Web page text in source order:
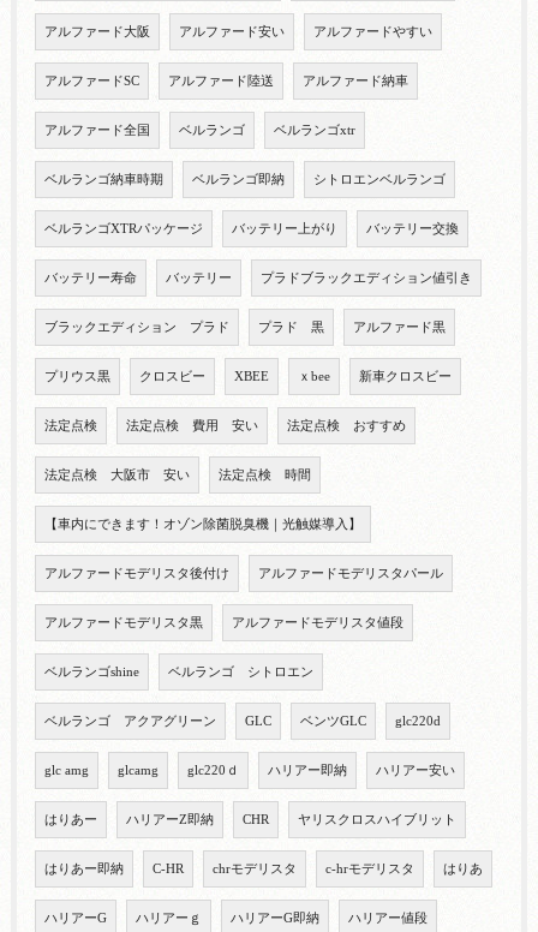
アルファード大阪 アルファード安い アルファードやすい
アルファードSC アルファード陸送 アルファード納車
アルファード全国 ベルランゴ ベルランゴxtr
ベルランゴ納車時期 ベルランゴ即納 シトロエンベルランゴ
ベルランゴXTRパッケージ バッテリー上がり バッテリー交換
バッテリー寿命 バッテリー プラドブラックエディション値引き
ブラックエディション プラド プラド 黒 アルファード黒
プリウス黒 クロスビー XBEE ｘbee 新車クロスビー
法定点検 法定点検 費用 安い 法定点検 おすすめ
法定点検 大阪市 安い 法定点検 時間
【車内にできます！オゾン除菌脱臭機｜光触媒導入】
アルファードモデリスタ後付け アルファードモデリスタパール
アルファードモデリスタ黒 アルファードモデリスタ値段
ベルランゴshine ベルランゴ シトロエン
ベルランゴ アクアグリーン GLC ベンツGLC glc220d
glc amg glcamg glc220ｄ ハリアー即納 ハリアー安い
はりあー ハリアーZ即納 CHR ヤリスクロスハイブリット
はりあー即納 C-HR chrモデリスタ c-hrモデリスタ はりあ
ハリアーG ハリアーｇ ハリアーG即納 ハリアー値段